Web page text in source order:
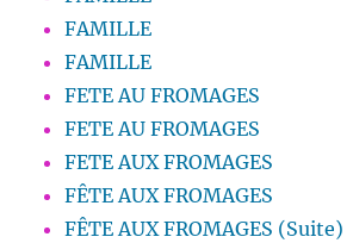
FAMILLE
FAMILLE
FETE AU FROMAGES
FETE AU FROMAGES
FETE AUX FROMAGES
FÊTE AUX FROMAGES
FÊTE AUX FROMAGES (Suite)